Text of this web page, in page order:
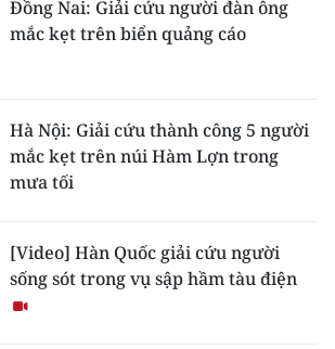
Đồng Nai: Giải cứu người đàn ông
mắc kẹt trên biển quảng cáo
Hà Nội: Giải cứu thành công 5 người
mắc kẹt trên núi Hàm Lợn trong
mưa tối
[Video] Hàn Quốc giải cứu người
sống sót trong vụ sập hầm tàu điện